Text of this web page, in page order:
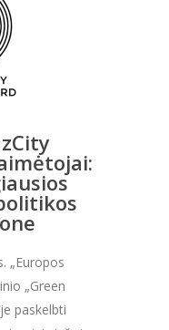
„Europos
„Green
paskelbti